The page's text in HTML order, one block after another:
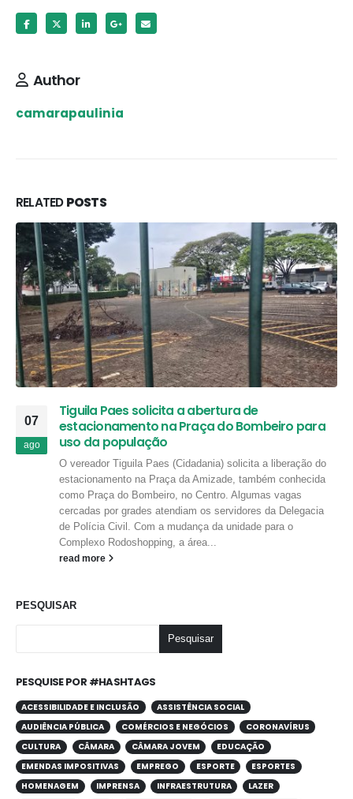
Author
camarapaulinia
RELATEDPOSTS
07
ago
Tiguila Paes solicita a abertura de
estacionamento na Praça do Bombeiro para
uso da população
O vereador Tiguila Paes (Cidadania) solicita a liberação do
estacionamento na Praça da Amizade, também conhecida
como Praça do Bombeiro, no Centro. Algumas vagas
cercadas por grades atendiam os servidores da Delegacia
de Polícia Civil. Com a mudança da unidade para o
Complexo Rodoshopping, a área...
read more
PESQUISAR
Pesquisar
PESQUISE POR #HASHTAGS
ACESSIBILIDADE E INCLUSÃO
ASSISTÊNCIA SOCIAL
AUDIÊNCIA PÚBLICA
COMÉRCIOS E NEGÓCIOS
CORONAVÍRUS
CULTURA
CÂMARA CÂMARA JOVEM
EDUCAÇÃO
EMENDAS IMPOSITIVAS
EMPREGO ESPORTE
ESPORTES
HOMENAGEM
IMPRENSA INFRAESTRUTURA
LAZER